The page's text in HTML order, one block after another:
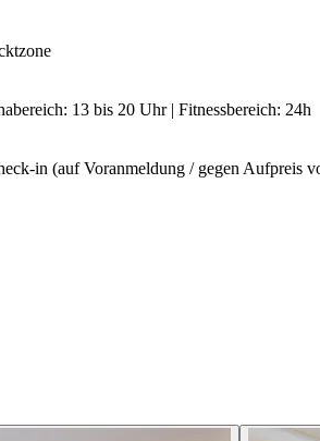
13 bis 20 Uhr | Fitnessbereich: 24h
in (auf Voranmeldung / gegen